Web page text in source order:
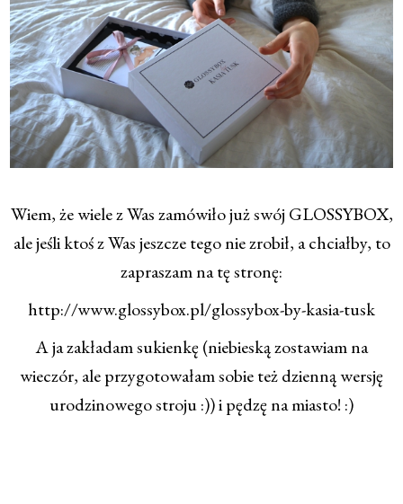
Wiem, że wiele z Was zamówiło już swój GLOSSYBOX,
ale jeśli ktoś z Was jeszcze tego nie zrobił, a chciałby, to
zapraszam na tę stronę:
http://www.glossybox.pl/glossybox-by-kasia-tusk
A ja zakładam sukienkę (niebieską zostawiam na
wieczór, ale przygotowałam sobie też dzienną wersję
urodzinowego stroju :)) i pędzę na miasto! :)